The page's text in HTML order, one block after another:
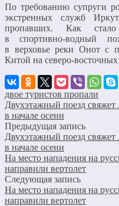
По требованию супруги
экстренных служб
пропавших. Как
в спортивно-водный
в верховье реки Онот с
Китой на северо-
двое туристов пропали
Двухэтажный поезд
в начале осени
Предыдущая запись
Двухэтажный поезд
в начале осени
На место нападения на
направили вертолет
Следующая запись
На место нападения на
направили вертолет